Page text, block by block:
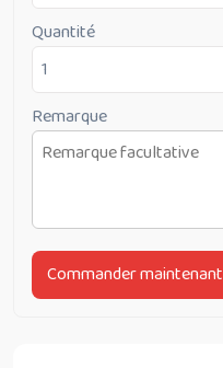
Quantité
Remarque
Commander maintenant